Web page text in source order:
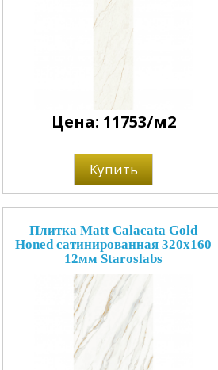
Цена: 11753/м2
Купить
Плитка Matt Calacata Gold
Honed сатинированная 320x160
12мм Staroslabs